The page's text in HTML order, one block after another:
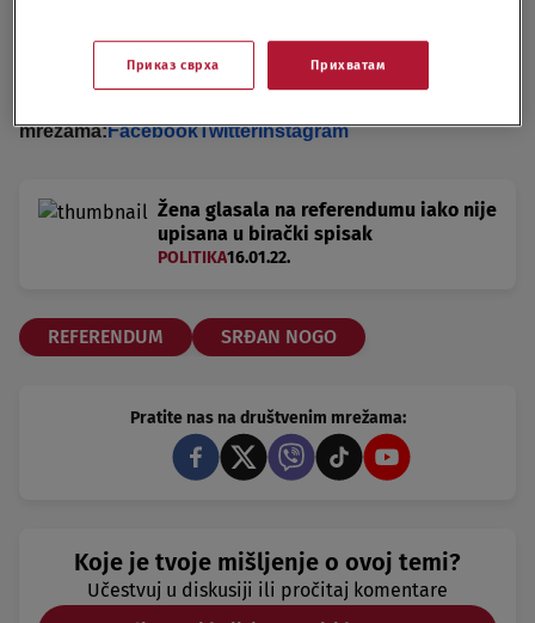
id="2989725"]Pratite nas i na društvenim
mrežama:FacebookTwitterInstagram
Žena glasala na referendumu iako nije
upisana u birački spisak
POLITIKA16.01.22.
REFERENDUM SRĐAN NOGO
Pratite nas na društvenim mrežama:
Koje je tvoje mišljenje o ovoj temi?
Učestvuj u diskusiji ili pročitaj komentare
Приказ сврха Прихватам